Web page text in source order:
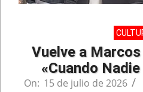
Vuelve a
«Cuando
On: 15 de julio de 2026